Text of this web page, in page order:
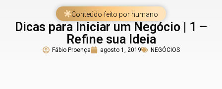
Conteúdo feito por humano
Dicas para Iniciar um Negócio | 1 –
Refine sua Ideia
Fábio Proença agosto 1, 2019 NEGÓCIOS